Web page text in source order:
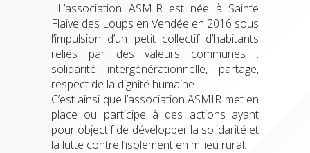
L’association ASMIR est née à Sainte
Flaive des Loups en Vendée en 2016 sous
l’impulsion d’un petit collectif d’habitants
reliés par des valeurs communes :
solidarité intergénérationnelle, partage,
respect de la dignité humaine.
C’est ainsi que l’association ASMIR met en
place ou participe à des actions ayant
pour objectif de développer la solidarité et
la lutte contre l’isolement en milieu rural.